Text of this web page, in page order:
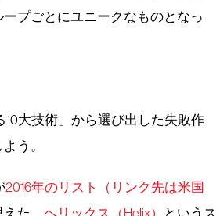
プごとにユニークなものとなっ
大技術」から選び出した失敗作
う。
2016年のリスト（リンク先は米国